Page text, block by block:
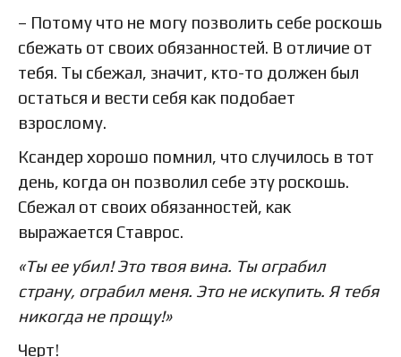
– Потому что не могу позволить себе роскошь
сбежать от своих обязанностей. В отличие от
тебя. Ты сбежал, значит, кто-то должен был
остаться и вести себя как подобает
взрослому.
Ксандер хорошо помнил, что случилось в тот
день, когда он позволил себе эту роскошь.
Сбежал от своих обязанностей, как
выражается Ставрос.
«Ты ее убил! Это твоя вина. Ты ограбил
страну, ограбил меня. Это не искупить. Я тебя
никогда не прощу!»
Черт!